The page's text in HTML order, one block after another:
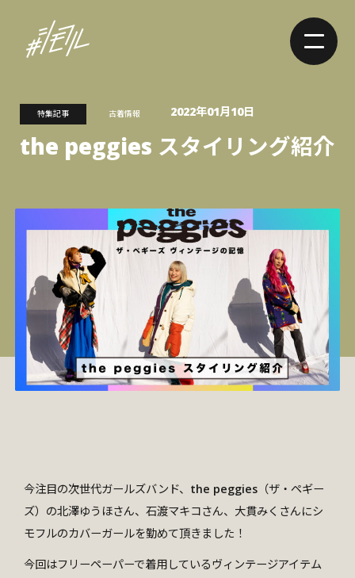
特集記事 古着情報 2022年01月10日
the peggies スタイリング紹介
今注目の次世代ガールズバンド、the peggies（ザ・ペギー
ズ）の北澤ゆうほさん、石渡マキコさん、大貫みくさんにシ
モフルのカバーガールを勤めて頂きました！
今回はフリーペーパーで着用しているヴィンテージアイテム